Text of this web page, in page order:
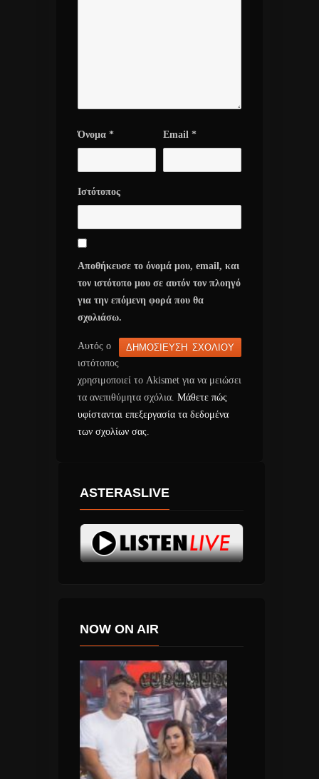
Όνομα * Email *
Ιστότοπος
Αποθήκευσε το όνομά μου, email, και
τον ιστότοπο μου σε αυτόν τον πλοηγό
για την επόμενη φορά που θα
σχολιάσω.
Αυτός ο
ιστότοπος
χρησιμοποιεί το Akismet για να μειώσει
τα ανεπιθύμητα σχόλια. Μάθετε πώς
υφίστανται επεξεργασία τα δεδομένα
των σχολίων σας.
ASTERASLIVE
NOW ON AIR